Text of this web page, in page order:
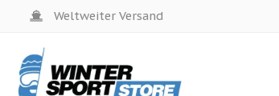
Weltweiter Versand